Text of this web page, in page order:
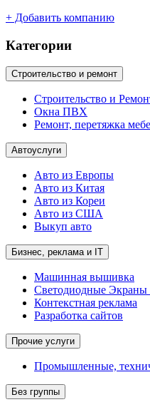
+ Добавить компанию
Категории
Строительство и ремонт
Строительство и
Окна ПВХ
Ремонт, перетяжка
Автоуслуги
Авто из Европы
Авто из Китая
Авто из Кореи
Авто из США
Выкуп авто
Бизнес, реклама и IT
Машинная вышивка
Светодиодные Экраны
Контекстная реклама
Разработка сайтов
Прочие услуги
Промышленные,
Без группы